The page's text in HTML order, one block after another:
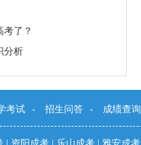
考了？
分析
考试 - 招生问答 - 成绩查询